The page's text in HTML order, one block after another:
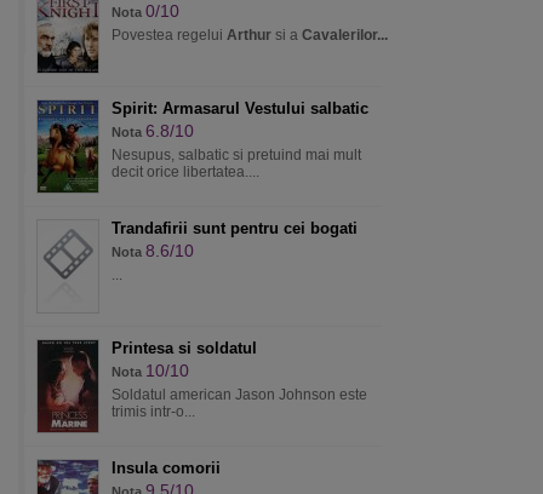
Nota 0/10
Povestea regelui Arthur si a Cavalerilor...
Spirit: Armasarul Vestului salbatic
Nota 6.8/10
Nesupus, salbatic si pretuind mai mult
decit orice libertatea....
Trandafirii sunt pentru cei bogati
Nota 8.6/10
...
Printesa si soldatul
Nota 10/10
Soldatul american Jason Johnson este
trimis intr-o...
Insula comorii